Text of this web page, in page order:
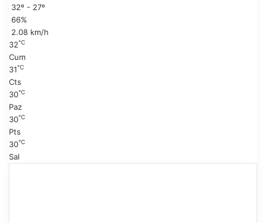
f
32º - 27º
66%
2.08 km/h
32℃
Cum
31℃
Cts
30℃
Paz
30℃
Pts
30℃
Sal